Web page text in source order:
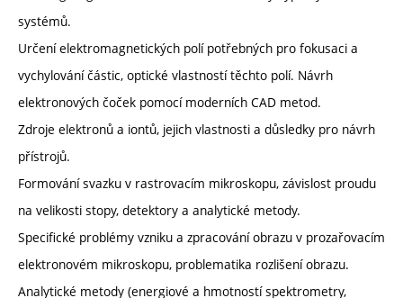
systémů.
Určení elektromagnetických polí potřebných pro fokusaci a
vychylování částic, optické vlastností těchto polí. Návrh
elektronových čoček pomocí moderních CAD metod.
Zdroje elektronů a iontů, jejich vlastnosti a důsledky pro návrh
přístrojů.
Formování svazku v rastrovacím mikroskopu, závislost proudu
na velikosti stopy, detektory a analytické metody.
Specifické problémy vzniku a zpracování obrazu v prozařovacím
elektronovém mikroskopu, problematika rozlišení obrazu.
Analytické metody (energiové a hmotností spektrometry,